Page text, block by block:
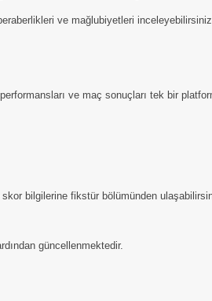
ve mağlubiyetleri
ve maç sonuçları tek bir
skor bilgilerine fikstür bölümünden
güncellenmektedir.